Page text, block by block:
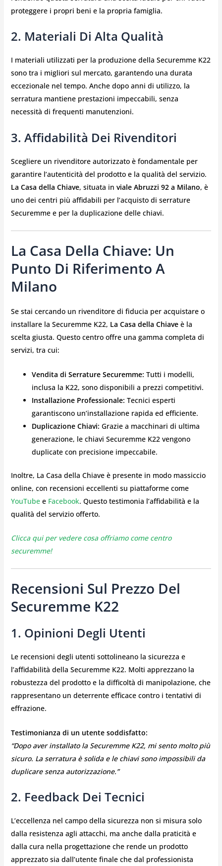
proteggere i propri beni e la propria famiglia.
2. Materiali Di Alta Qualità
I materiali utilizzati per la produzione della Securemme K22
sono tra i migliori sul mercato, garantendo una durata
eccezionale nel tempo. Anche dopo anni di utilizzo, la
serratura mantiene prestazioni impeccabili, senza
necessità di frequenti manutenzioni.
3. Affidabilità Dei Rivenditori
Scegliere un rivenditore autorizzato è fondamentale per
garantire l’autenticità del prodotto e la qualità del servizio.
La Casa della Chiave, situata in viale Abruzzi 92 a Milano, è
uno dei centri più affidabili per l’acquisto di serrature
Securemme e per la duplicazione delle chiavi.
La Casa Della Chiave: Un
Punto Di Riferimento A
Milano
Se stai cercando un rivenditore di fiducia per acquistare o
installare la Securemme K22, La Casa della Chiaveè la
scelta giusta. Questo centro offre una gamma completa di
servizi, tra cui:
Vendita di Serrature Securemme: Tutti i modelli,
inclusa la K22, sono disponibili a prezzi competitivi.
Installazione Professionale: Tecnici esperti
garantiscono un’installazione rapida ed efficiente.
Duplicazione Chiavi: Grazie a macchinari di ultima
generazione, le chiavi Securemme K22 vengono
duplicate con precisione impeccabile.
Inoltre, La Casa della Chiave è presente in modo massiccio
online, con recensioni eccellenti su piattaforme come
YouTubee Facebook. Questo testimonia l’affidabilità e la
qualità del servizio offerto.
Clicca qui per vedere cosa offriamo come centro
securemme!
Recensioni Sul Prezzo Del
Securemme K22
1. Opinioni Degli Utenti
Le recensioni degli utenti sottolineano la sicurezza e
l’affidabilità della Securemme K22. Molti apprezzano la
robustezza del prodotto e la difficoltà di manipolazione, che
rappresentano un deterrente efficace contro i tentativi di
effrazione.
Testimonianza di un utente soddisfatto:
“Dopo aver installato la Securemme K22, mi sento molto più
sicuro. La serratura è solida e le chiavi sono impossibili da
duplicare senza autorizzazione.”
2. Feedback Dei Tecnici
L’eccellenza nel campo della sicurezza non si misura solo
dalla resistenza agli attacchi, ma anche dalla praticità e
dalla cura nella progettazione che rende un prodotto
apprezzato sia dall’utente finale che dal professionista